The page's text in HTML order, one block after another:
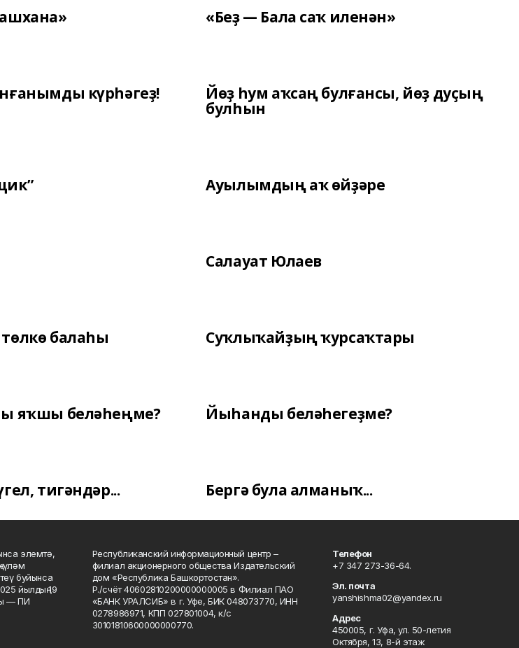
«Беҙ — Бала саҡ иленән»
күрһәгеҙ! Йөҙ һум аҡсаң булғансы, йөҙ дуҫың
булһын
Ауылымдың аҡ өйҙәре
Салауат Юлаев
балаһы Суҡлыҡайҙың ҡурсаҡтары
яҡшы беләһеңме? Йыһанды беләһегеҙме?
тигәндәр... Бергә була алманыҡ...
элемтә,
буйынса
йылдың 19
— ПИ
Республиканский информационный центр –
филиал акционерного общества Издательский
дом «Республика Башкортостан».
Р./счёт 40602810200000000005 в Филиал ПАО
«БАНК УРАЛСИБ» в г. Уфе, БИК 048073770, ИНН
0278986971, КПП 027801004, к/с
30101810600000000770.
Телефон
+7 347 273-36-64.
Эл. почта
yanshishma02@yandex.ru
Адрес
450005, г. Уфа, ул. 50-летия
Октября, 13, 8-й этаж